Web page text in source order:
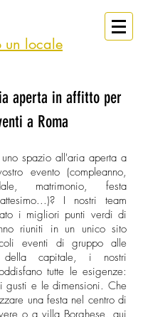
un locale
aperta in affitto per
a Roma
spazio all'aria aperta a
evento (compleanno,
matrimonio, festa
I nostri team
i migliori punti verdi di
riuniti in un unico sito
eventi di gruppo alle
capitale, i nostri
tutte le esigenze:
gusti e le dimensioni. Che
una festa nel centro di
o a villa Borghese, qui